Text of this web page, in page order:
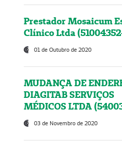
Prestador Mosaicum
Clínico Ltda
01 de Outubro de 2020
MUDANÇA DE
DIAGITAB SERVIÇOS
MÉDICOS LTDA
03 de Novembro de 2020